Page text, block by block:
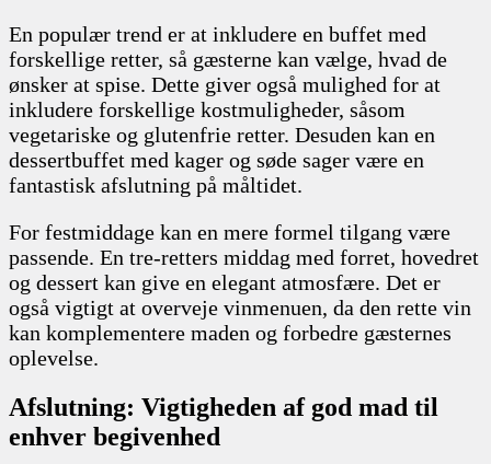
En populær trend er at inkludere en buffet med
forskellige retter, så gæsterne kan vælge, hvad de
ønsker at spise. Dette giver også mulighed for at
inkludere forskellige kostmuligheder, såsom
vegetariske og glutenfrie retter. Desuden kan en
dessertbuffet med kager og søde sager være en
fantastisk afslutning på måltidet.
For festmiddage kan en mere formel tilgang være
passende. En tre-retters middag med forret, hovedret
og dessert kan give en elegant atmosfære. Det er
også vigtigt at overveje vinmenuen, da den rette vin
kan komplementere maden og forbedre gæsternes
oplevelse.
Afslutning: Vigtigheden af god mad til
enhver begivenhed